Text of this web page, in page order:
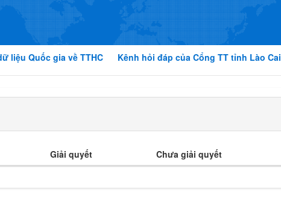
liệu Quốc gia về TTHC Kênh hỏi đáp của Cổng TT tỉnh Lào Cai
Giải quyết Chưa giải quyết